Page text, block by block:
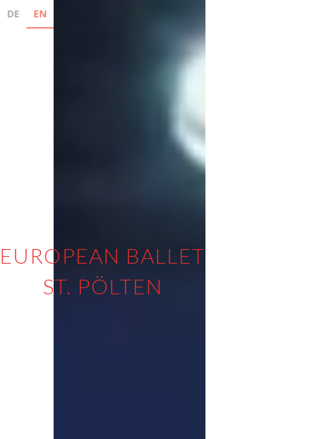
DE EN
EUROPEAN BALLET
ST. PÖLTEN